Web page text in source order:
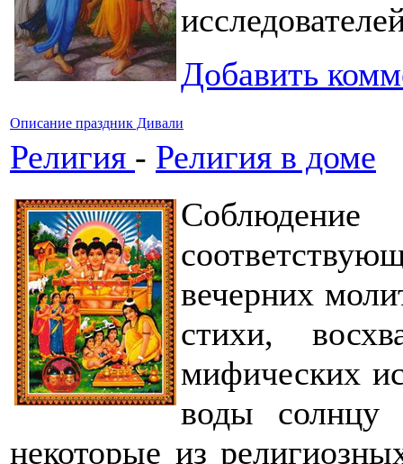
Добавить
Описание праздник Дивали
Религия - Религия в доме
вечерних
стихи,
мифических
воды солнцу
некоторые из